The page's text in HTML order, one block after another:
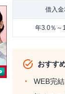
借入金
年3.0％～
おすす
WEB完